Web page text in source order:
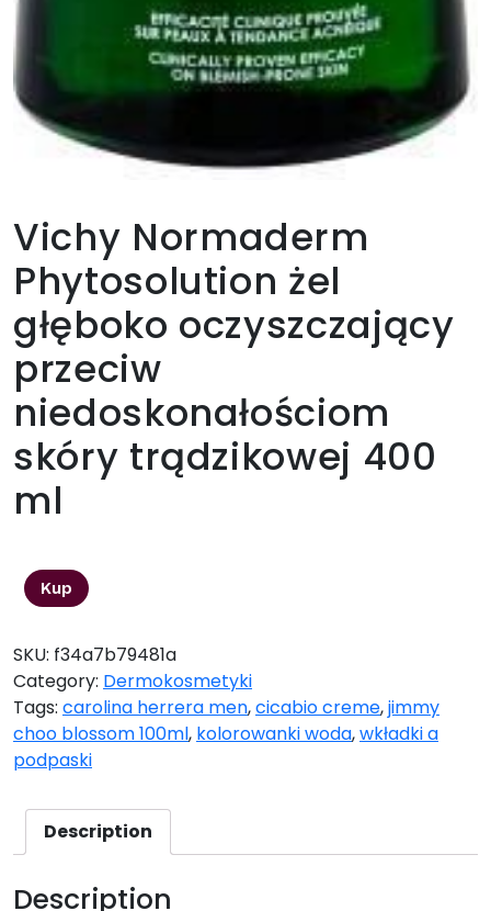
Vichy Normaderm
Phytosolution żel
głęboko oczyszczający
przeciw
niedoskonałościom
skóry trądzikowej 400
ml
Kup
SKU: f34a7b79481a
Category: Dermokosmetyki
Tags: carolina herrera men,cicabio creme,jimmy
choo blossom 100ml, kolorowanki woda,wkładki a
podpaski
Description
Description